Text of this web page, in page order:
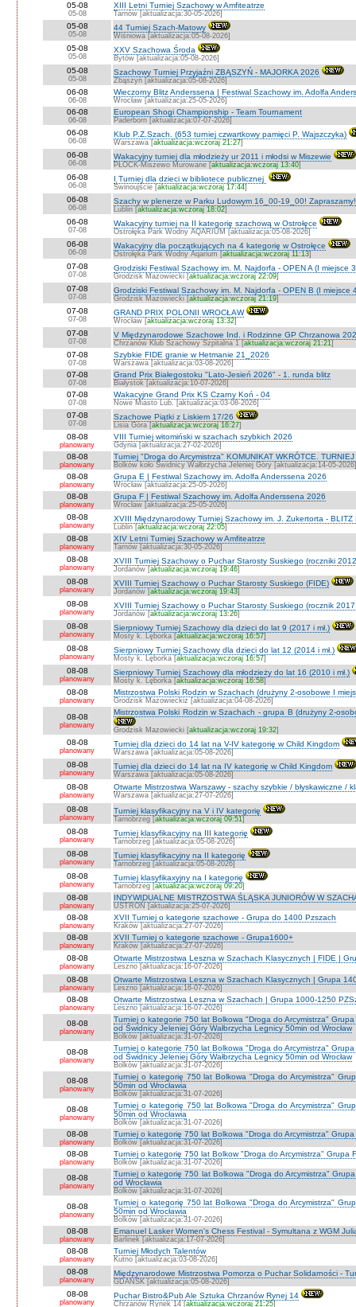
05-08
05-08
XIII Letni Turniej Szachowy w Amfiteatrze
Tarnów [aktualizacja:30-05-2026]
05-08
05-08
44 Turniej Szach-Matowy
Wiśniowa [aktualizacja:05-08-2026]
05-08
05-08
XXV Szachowa Środa
Bytów [aktualizacja:05-08-2026]
05-08
05-08
Szachowy Turniej Przyjaźni ZBĄSZYŃ - MAJORKA 2026
Zbąszyń [aktualizacja:05-08-2026]
06-08
06-08
Wieczorny Blitz Anderssena | Festiwal Szachowy im. Adolfa
Wrocław [aktualizacja:25-05-2026]
06-08
06-08
European Shogi Championship - Team Tournament
Paderborn [aktualizacja:07-07-2026]
06-08
06-08
Klub P.Z.Szach. (653 turniej czwartkowy pamięci P. Wajszczyka)
Warszawa [aktualizacja:wczoraj 21:27]
06-08
06-08
Wakacyjny turniej dla młodzieży ur 2011 i młodsi w Miszewie
PŁOCK-Miszewo Murowane [aktualizacja:wczoraj 13:40]
06-08
06-08
I Turniej dla dzieci w bibliotece publicznej
Świnoujście [aktualizacja:wczoraj 17:44]
06-08
06-08
Szachy w plenerze w Parku Ludowym 16_00-19_00! Zapraszamy!
Lublin [aktualizacja:wczoraj 18:02]
06-08
07-08
Wakacyjny turniej na II kategorię szachową w Ostrołęce
Ostrołęka Park Wodny AQARIUM [aktualizacja:05-08-2026]
06-08
06-08
Wakacyjny dla początkujących na 4 kategorię w Ostrołęce
Ostrołęka Park Wodny Aqarium [aktualizacja:wczoraj 11:13]
07-08
07-08
Grodziski Festiwal Szachowy im. M. Najdorfa - OPEN A (I miejsce
Grodzisk Mazowiecki [aktualizacja:wczoraj 22:09]
07-08
07-08
Grodziski Festiwal Szachowy im. M. Najdorfa - OPEN B (I miejsce
Grodzisk Mazowiecki [aktualizacja:wczoraj 21:19]
07-08
07-08
GRAND PRIX POLONII WROCŁAW
Wrocław [aktualizacja:wczoraj 13:32]
07-08
07-08
V Międzynarodowe Szachowe Ind. i Rodzinne GP Chrzanowa
Chrzanów Klub Szachowy Szpitalna 1 [aktualizacja:wczoraj 21:21]
07-08
07-08
Szybkie FIDE granie w Hetmanie 21_2026
Warszawa [aktualizacja:03-08-2026]
07-08
07-08
Grand Prix Białegostoku "Lato-Jesień 2026" - 1. runda blitz
Białystok [aktualizacja:10-07-2026]
07-08
07-08
Wakacyjne Grand Prix KS Czarny Koń - 04
Nowe Miasto Lub. [aktualizacja:03-08-2026]
07-08
07-08
Szachowe Piątki z Liskiem 17/26
Lisia Góra [aktualizacja:wczoraj 16:27]
08-08
planowany
VIII Turniej witomiński w szachach szybkich 2026
Gdynia [aktualizacja:27-02-2026]
08-08
planowany
Turniej "Droga do Arcymistrza" KOMUNIKAT WKRÓTCE.
Bolków koło Świdnicy Wałbrzycha Jeleniej Góry [aktualizacja:14-05-2026]
08-08
planowany
Grupa E | Festiwal Szachowy im. Adolfa Anderssena 2026
Wrocław [aktualizacja:25-05-2026]
08-08
planowany
Grupa F | Festiwal Szachowy im. Adolfa Anderssena 2026
Wrocław [aktualizacja:25-05-2026]
08-08
planowany
XVIII Międzynarodowy Turniej Szachowy im. J. Zukertorta -
Lublin [aktualizacja:wczoraj 22:05]
08-08
planowany
XIV Letni Turniej Szachowy w Amfiteatrze
Tarnów [aktualizacja:30-05-2026]
08-08
planowany
XVIII Turniej Szachowy o Puchar Starosty Suskiego (roczniki
Jordanów [aktualizacja:wczoraj 19:46]
08-08
planowany
XVIII Turniej Szachowy o Puchar Starosty Suskiego (FIDE)
Jordanów [aktualizacja:wczoraj 19:43]
08-08
planowany
XVIII Turniej Szachowy o Puchar Starosty Suskiego (rocznik 2017
Jordanów [aktualizacja:wczoraj 13:26]
08-08
planowany
Sierpniowy Turniej Szachowy dla dzieci do lat 9 (2017 i mł.)
Mosty k. Lęborka [aktualizacja:wczoraj 16:57]
08-08
planowany
Sierpniowy Turniej Szachowy dla dzieci do lat 12 (2014 i mł.)
Mosty k. Lęborka [aktualizacja:wczoraj 16:57]
08-08
planowany
Sierpniowy Turniej Szachowy dla młodzieży do lat 16 (2010 i mł.)
Mosty k. Lęborka [aktualizacja:wczoraj 16:58]
08-08
planowany
Mistrzostwa Polski Rodzin w Szachach (drużyny 2-osobowe I
Grodzisk Mazowieckiz [aktualizacja:04-08-2026]
08-08
planowany
Mistrzostwa Polski Rodzin w Szachach - grupa B (drużyny 2-
Grodzisk Mazowiecki [aktualizacja:wczoraj 19:32]
08-08
planowany
Turniej dla dzieci do 14 lat na V-IV kategorię w Child Kingdom
Warszawa [aktualizacja:05-08-2026]
08-08
planowany
Turniej dla dzieci do 14 lat na IV kategorię w Child Kingdom
Warszawa [aktualizacja:05-08-2026]
08-08
planowany
Otwarte Mistrzostwa Warszawy - szachy szybkie / błyskawiczne /
Warszawa [aktualizacja:27-07-2026]
08-08
planowany
Turniej klasyfikacyjny na V i IV kategorię
Tarnobrzeg [aktualizacja:wczoraj 09:51]
08-08
planowany
Turniej klasyfikacyjny na III kategorię
Tarnobrzeg [aktualizacja:05-08-2026]
08-08
planowany
Turniej klasyfikacyjny na II kategorię
Tarnobrzeg [aktualizacja:05-08-2026]
08-08
planowany
Turniej klasyfikaxyjny na I kategorię
Tarnobrzeg [aktualizacja:wczoraj 09:20]
08-08
planowany
INDYWIDUALNE MISTRZOSTWA ŚLĄSKA JUNIORÓW W
USTROŃ [aktualizacja:25-07-2026]
08-08
planowany
XVII Turniej o kategorie szachowe - Grupa do 1400 Pzszach
Kraków [aktualizacja:27-07-2026]
08-08
planowany
XVII Turniej o kategorie szachowe - Grupa1600+
Kraków [aktualizacja:27-07-2026]
08-08
planowany
Otwarte Mistrzostwa Leszna w Szachach Klasycznych | FIDE |
Leszno [aktualizacja:16-07-2026]
08-08
planowany
Otwarte Mistrzostwa Leszna w Szachach Klasycznych | Grupa
Leszno [aktualizacja:16-07-2026]
08-08
planowany
Otwarte Mistrzostwa Leszna w Szachach | Grupa 1000-1250
Leszno [aktualizacja:16-07-2026]
08-08
planowany
Turniej o kategorie 750 lat Bolkowa "Droga do Arcymistrza"
od Świdnicy Jeleniej Góry Wałbrzycha Legnicy 50min od Wrocław
Bolków [aktualizacja:31-07-2026]
08-08
planowany
Turniej o kategorie 750 lat Bolkowa "Droga do Arcymistrza"
od Świdnicy Jeleniej Góry Wałbrzycha Legnicy 50min od Wrocław
Bolków [aktualizacja:31-07-2026]
08-08
planowany
Turniej o kategorię 750 lat Bolkowa "Droga do Arcymistrza"
50min od Wrocławia
Bolków [aktualizacja:31-07-2026]
08-08
planowany
Turniej o kategorię 750 lat Bolkowa "Droga do Arcymistrza"
50min od Wrocławia
Bolków [aktualizacja:31-07-2026]
08-08
planowany
Turniej o kategorię 750 lat Bolkowa "Droga do Arcymistrza"
Bolków [aktualizacja:31-07-2026]
08-08
planowany
Turniej o kategorię 750 lat Bolkow "Droga do Arcymistrza" Grupa
Bolków [aktualizacja:31-07-2026]
08-08
planowany
Turniej o kategorię 750 lat Bolkowa "Droga do Arcymistrza"
od Wrocławia
Bolków [aktualizacja:31-07-2026]
08-08
planowany
Turniej o kategorię 750 lat Bolkowa "Droga do Arcymistrza"
50min od Wrocławia
Bolków [aktualizacja:31-07-2026]
08-08
planowany
Emanuel Lasker Women's Chess Festival - Symultana z WGM
Barlinek [aktualizacja:17-07-2026]
08-08
planowany
Turniej Młodych Talentów
Kutno [aktualizacja:03-08-2026]
08-08
planowany
Międzynarodowe Mistrzostwa Pomorza o Puchar Solidarności -
GDAŃSK [aktualizacja:05-08-2026]
08-08
planowany
Puchar Bistro&Pub Ale Sztuka Chrzanów Rynej 14
Chrzanów Rynek 14 [aktualizacja:wczoraj 21:25]